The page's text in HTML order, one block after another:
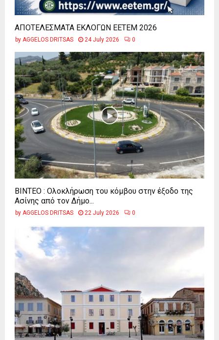
ΑΠΟΤΕΛΕΣΜΑΤΑ ΕΚΛΟΓΩΝ ΕΕΤΕΜ 2026
by AGGELOS DRITSAS 24 July 2026 0
ΒΙΝΤΕΟ : Ολοκλήρωση του κόμβου στην έξοδο της
Ασίνης από τον Δήμο...
by AGGELOS DRITSAS 22 July 2026 0